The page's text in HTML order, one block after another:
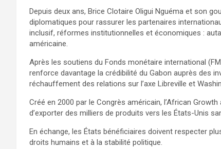
Depuis deux ans, Brice Clotaire Oligui Nguéma et son
diplomatiques pour rassurer les partenaires
inclusif, réformes institutionnelles et économiques :
américaine.
Après les soutiens du Fonds monétaire international
renforce davantage la crédibilité du Gabon auprès des
réchauffement des relations sur l’axe Libreville et
Créé en 2000 par le Congrès américain, l’African
d’exporter des milliers de produits vers les États-Unis
En échange, les États bénéficiaires doivent respecter
droits humains et à la stabilité politique.